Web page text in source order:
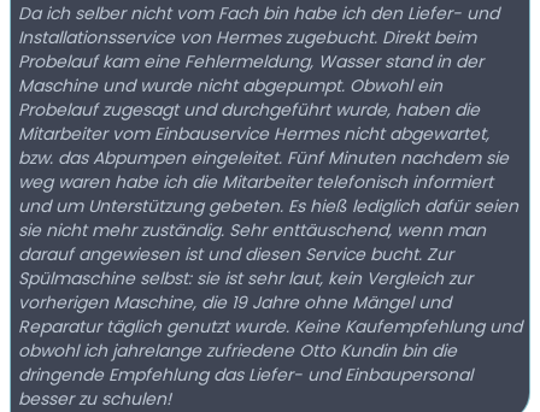
Da ich selber nicht vom Fach bin habe ich den Liefer- und
Installationsservice von Hermes zugebucht. Direkt beim
Probelauf kam eine Fehlermeldung, Wasser stand in der
Maschine und wurde nicht abgepumpt. Obwohl ein
Probelauf zugesagt und durchgeführt wurde, haben die
Mitarbeiter vom Einbauservice Hermes nicht abgewartet,
bzw. das Abpumpen eingeleitet. Fünf Minuten nachdem sie
weg waren habe ich die Mitarbeiter telefonisch informiert
und um Unterstützung gebeten. Es hieß lediglich dafür seien
sie nicht mehr zuständig. Sehr enttäuschend, wenn man
darauf angewiesen ist und diesen Service bucht. Zur
Spülmaschine selbst: sie ist sehr laut, kein Vergleich zur
vorherigen Maschine, die 19 Jahre ohne Mängel und
Reparatur täglich genutzt wurde. Keine Kaufempfehlung und
obwohl ich jahrelange zufriedene Otto Kundin bin die
dringende Empfehlung das Liefer- und Einbaupersonal
besser zu schulen!